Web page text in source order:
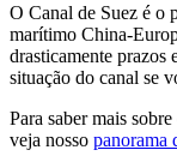
O Canal de Suez é o
marítimo China-
drasticamente prazos
situação do canal se
Para saber mais
veja nosso panorama